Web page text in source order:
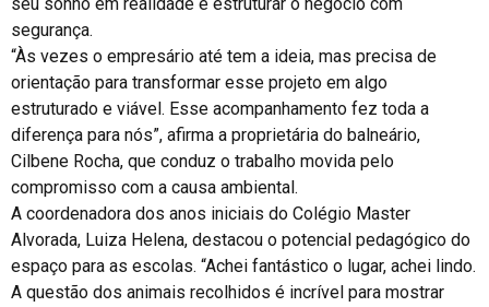
seu sonho em realidade e estruturar o negócio com
segurança.
“Às vezes o empresário até tem a ideia, mas precisa de
orientação para transformar esse projeto em algo
estruturado e viável. Esse acompanhamento fez toda a
diferença para nós”, afirma a proprietária do balneário,
Cilbene Rocha, que conduz o trabalho movida pelo
compromisso com a causa ambiental.
A coordenadora dos anos iniciais do Colégio Master
Alvorada, Luiza Helena, destacou o potencial pedagógico do
espaço para as escolas. “Achei fantástico o lugar, achei lindo.
A questão dos animais recolhidos é incrível para mostrar